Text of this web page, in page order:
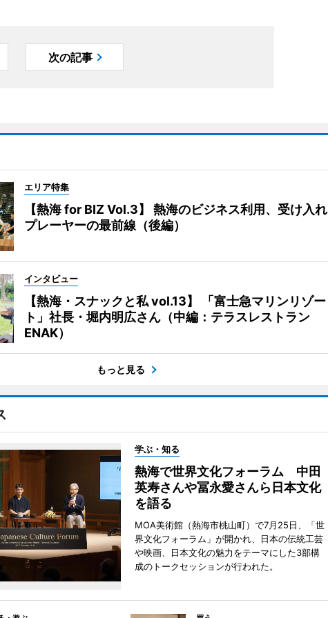
次の記事
エリア特集
【熱海 for BIZ Vol.3】 熱海のビジネス利用、受け入れ
プレーヤーの最前線（後編）
インタビュー
【熱海・スナックと私 vol.13】 「富士急マリンリゾー
ト」社長・堀内明広さん（中編：テラスレストラン
ENAK）
もっと見る
学ぶ・知る
熱海で世界文化フォーラム 中田
英寿さんや冨永愛さんら日本文化
を語る
MOA美術館（熱海市桃山町）で7月25日、「世
界文化フォーラム」が開かれ、日本の伝統工芸
や映画、日本文化の魅力をテーマにした3部構
成のトークセッションが行われた。